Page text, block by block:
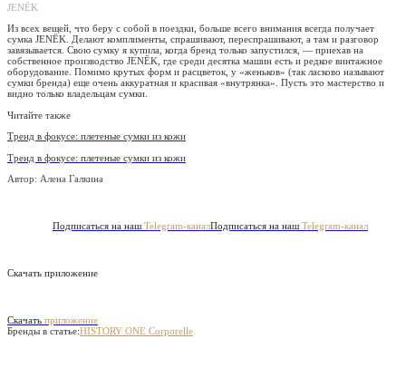
JENЁK
Из всех вещей, что беру с собой в поездки, больше всего внимания всегда получает
сумка JENЁK. Делают комплименты, спрашивают, переспрашивают, а там и разговор
завязывается. Свою сумку я купила, когда бренд только запустился, — приехав на
собственное производство JENЁK, где среди десятка машин есть и редкое винтажное
оборудование. Помимо крутых форм и расцветок, у «женьков» (так ласково называют
сумки бренда) еще очень аккуратная и красивая «внутрянка». Пусть это мастерство и
видно только владельцам сумки.
Читайте также
Тренд в фокусе: плетеные сумки из кожи
Тренд в фокусе: плетеные сумки из кожи
Автор: Алена Галкина
Подписаться на наш Telegram-каналПодписаться на наш Telegram-канал
Скачать приложение
Скачать приложение
Бренды в статье:HISTORY ONE Corporelle